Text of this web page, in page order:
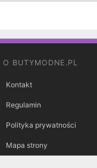
O BUTYMODNE.PL
Kontakt
Regulamin
Polityka prywatności
Mapa strony